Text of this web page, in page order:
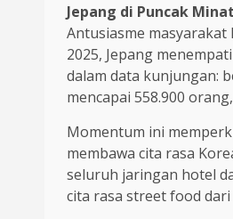
Jepang di Puncak
Antusiasme
2025, Jepang
dalam data kunjungan:
mencapai 558.900
Momentum ini
membawa cita rasa
seluruh jaringan hotel
cita rasa street food